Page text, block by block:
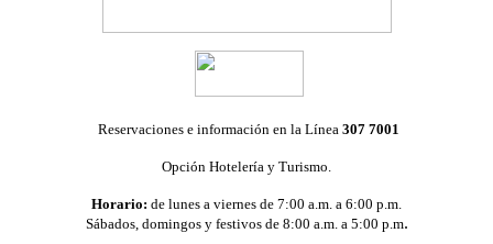
Reservaciones e información en la Línea 307 7001
Opción Hotelería y Turismo.
Horario: de lunes a viernes de 7:00 a.m. a 6:00 p.m.
Sábados, domingos y festivos de 8:00 a.m. a 5:00 p.m.